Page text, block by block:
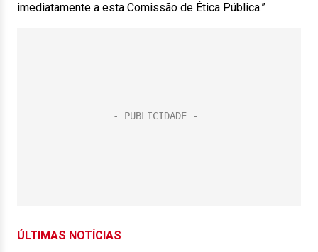
imediatamente a esta Comissão de Ética Pública.”